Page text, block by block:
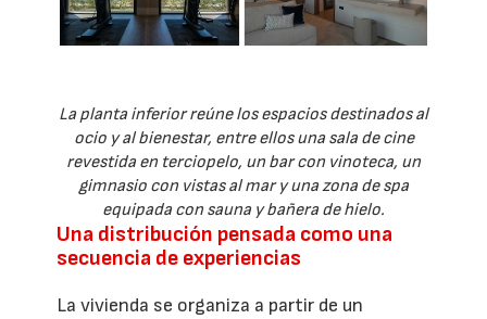
La planta inferior reúne los espacios destinados al
ocio y al bienestar, entre ellos una sala de cine
revestida en terciopelo, un bar con vinoteca, un
gimnasio con vistas al mar y una zona de spa
equipada con sauna y bañera de hielo.
Una distribución pensada como una
secuencia de experiencias
La vivienda se organiza a partir de un